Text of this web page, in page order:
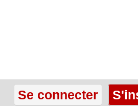
Se connecter